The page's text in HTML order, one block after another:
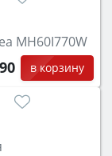
MH60I770W
в корзину